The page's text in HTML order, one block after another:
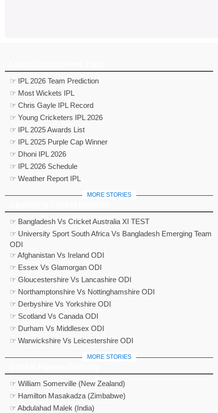
☞ IPL 2026 Team Prediction
☞ Most Wickets IPL
☞ Chris Gayle IPL Record
☞ Young Cricketers IPL 2026
☞ IPL 2025 Awards List
☞ IPL 2025 Purple Cap Winner
☞ Dhoni IPL 2026
☞ IPL 2026 Schedule
☞ Weather Report IPL
MORE STORIES
☞ Bangladesh Vs Cricket Australia XI TEST
☞ University Sport South Africa Vs Bangladesh Emerging Team
ODI
☞ Afghanistan Vs Ireland ODI
☞ Essex Vs Glamorgan ODI
☞ Gloucestershire Vs Lancashire ODI
☞ Northamptonshire Vs Nottinghamshire ODI
☞ Derbyshire Vs Yorkshire ODI
☞ Scotland Vs Canada ODI
☞ Durham Vs Middlesex ODI
☞ Warwickshire Vs Leicestershire ODI
MORE STORIES
☞ William Somerville (New Zealand)
☞ Hamilton Masakadza (Zimbabwe)
☞ Abdulahad Malek (India)